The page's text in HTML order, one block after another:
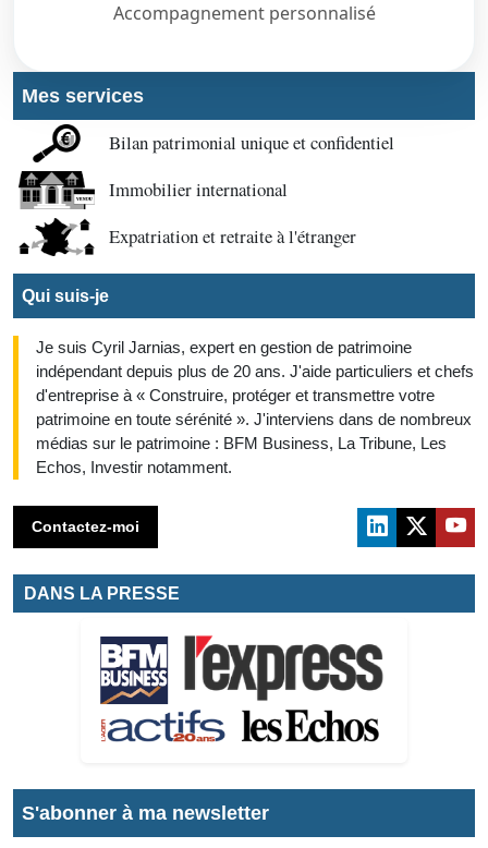
Accompagnement personnalisé
Mes services
Bilan patrimonial unique et confidentiel
Immobilier international
Expatriation et retraite à l'étranger
Qui suis-je
Je suis Cyril Jarnias, expert en gestion de patrimoine
indépendant depuis plus de 20 ans. J'aide particuliers et chefs
d'entreprise à « Construire, protéger et transmettre votre
patrimoine en toute sérénité ». J'interviens dans de nombreux
médias sur le patrimoine : BFM Business, La Tribune, Les
Echos, Investir notamment.
Contactez-moi
DANS LA PRESSE
S'abonner à ma newsletter